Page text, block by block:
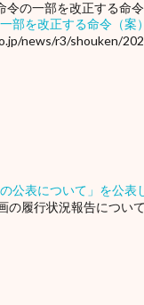
部を改正する命令（案
news/r3/shouken/
公表について」を公表
の履行状況報告につい